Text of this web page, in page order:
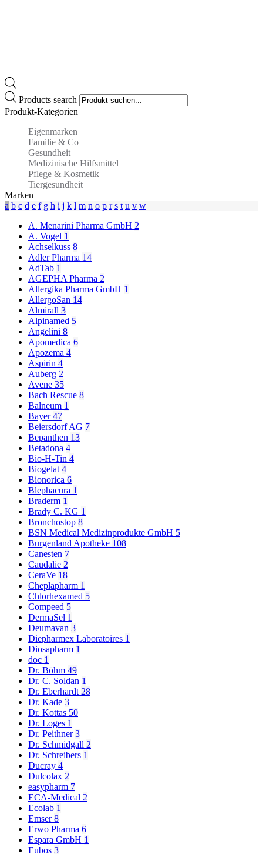
Products search
Produkt-Kategorien
Eigenmarken
Familie & Co
Gesundheit
Medizinische Hilfsmittel
Pflege & Kosmetik
Tiergesundheit
Marken
a b c d e f g h i j k l m n o p r s t u v w
A. Menarini Pharma GmbH 2
A. Vogel 1
Achselkuss 8
Adler Pharma 14
AdTab 1
AGEPHA Pharma 2
Allergika Pharma GmbH 1
AllergoSan 14
Almirall 3
Alpinamed 5
Angelini 8
Apomedica 6
Apozema 4
Aspirin 4
Auberg 2
Avene 35
Bach Rescue 8
Balneum 1
Bayer47
Beiersdorf AG 7
Bepanthen 13
Betadona 4
Bio-H-Tin 4
Biogelat 4
Bionorica 6
Blephacura 1
Braderm 1
Brady C. KG 1
Bronchostop 8
BSN Medical Medizinprodukte GmbH 5
Burgenland Apotheke 108
Canesten 7
Caudalie 2
CeraVe 18
Cheplapharm 1
Chlorhexamed 5
Compeed 5
DermaSel 1
Deumavan 3
Diepharmex Laboratoires 1
Diosapharm 1
doc 1
Dr. Böhm 49
Dr. C. Soldan 1
Dr. Eberhardt 28
Dr. Kade 3
Dr. Kottas 50
Dr. Loges 1
Dr. Peithner3
Dr. Schmidgall 2
Dr. Schreibers 1
Ducray 4
Dulcolax 2
easypharm 7
ECA-Medical 2
Ecolab 1
Emser8
Erwo Pharma 6
Espara GmbH 1
Eubos 3